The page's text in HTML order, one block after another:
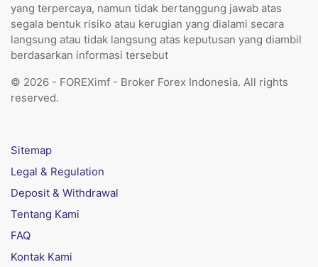
yang terpercaya, namun tidak bertanggung jawab atas
segala bentuk risiko atau kerugian yang dialami secara
langsung atau tidak langsung atas keputusan yang diambil
berdasarkan informasi tersebut
© 2026 - FOREXimf - Broker Forex Indonesia. All rights
reserved.
Sitemap
Legal & Regulation
Deposit & Withdrawal
Tentang Kami
FAQ
Kontak Kami